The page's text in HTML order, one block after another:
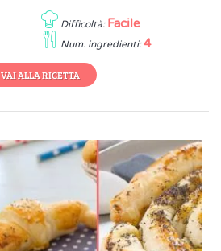
Difficoltà: Facile
Num. ingredienti: 4
VAI ALLA RICETTA